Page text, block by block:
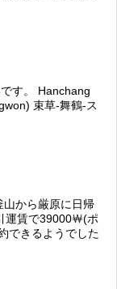
す。 Hanchang
束草-舞鶴-ス
山から厳原に日帰
運賃で39000￦(ポ
できるようでした